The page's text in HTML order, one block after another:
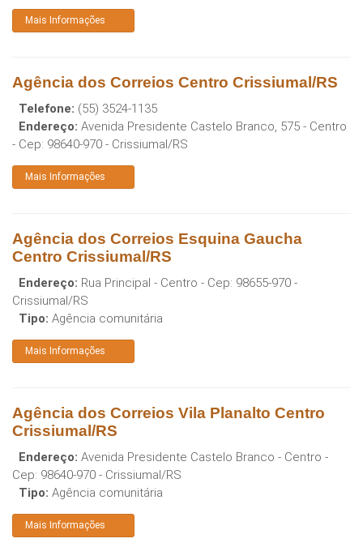
Mais Informações
Agência dos Correios Centro Crissiumal/RS
Telefone: (55) 3524-1135
Endereço: Avenida Presidente Castelo Branco, 575 - Centro
- Cep: 98640-970 - Crissiumal/RS
Mais Informações
Agência dos Correios Esquina Gaucha
Centro Crissiumal/RS
Endereço: Rua Principal - Centro - Cep: 98655-970 -
Crissiumal/RS
Tipo: Agência comunitária
Mais Informações
Agência dos Correios Vila Planalto Centro
Crissiumal/RS
Endereço: Avenida Presidente Castelo Branco - Centro -
Cep: 98640-970 - Crissiumal/RS
Tipo: Agência comunitária
Mais Informações